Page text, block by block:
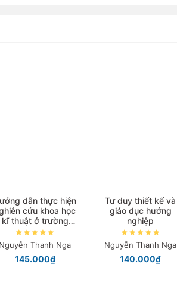
dẫn thực hiện
cứu khoa học
kĩ thuật ở trường
trung học
Nguyễn Thanh Nga
145.000₫
Tư duy thiết kế và
giáo dục hướng
nghiệp
Nguyễn Thanh Nga
140.000₫